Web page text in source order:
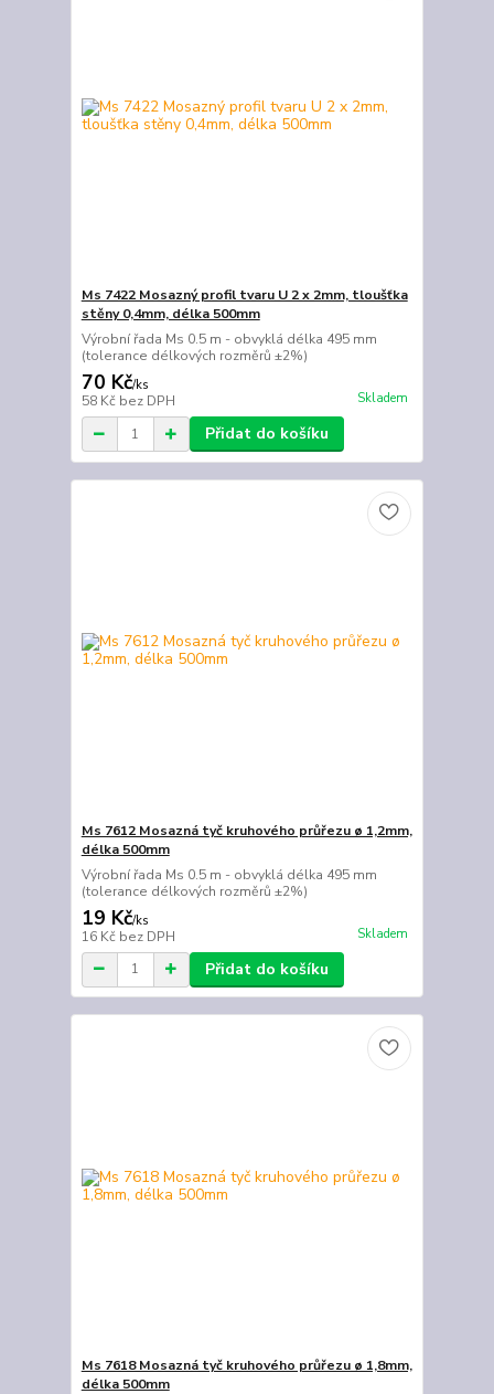
Ms 7422 Mosazný profil tvaru U 2 x 2mm, tloušťka
stěny 0,4mm, délka 500mm
Výrobní řada Ms 0.5 m - obvyklá délka 495 mm
(tolerance délkových rozměrů ±2%)
70 Kč/ks
58 Kč bez DPH Skladem
Přidat do košíku
Ms 7612 Mosazná tyč kruhového průřezu ø 1,2mm,
délka 500mm
Výrobní řada Ms 0.5 m - obvyklá délka 495 mm
(tolerance délkových rozměrů ±2%)
19 Kč/ks
16 Kč bez DPH Skladem
Přidat do košíku
Ms 7618 Mosazná tyč kruhového průřezu ø 1,8mm,
délka 500mm